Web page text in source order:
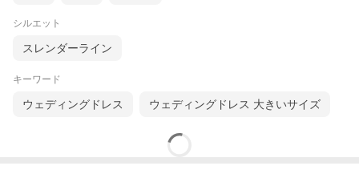
シルエット
スレンダーライン
キーワード
ウェディングドレス ウェディングドレス 大きいサイズ